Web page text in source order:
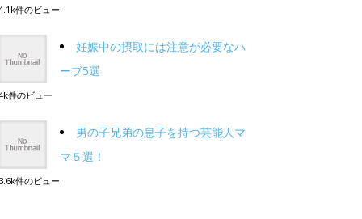
件のビュー
妊娠中の摂取には注意が必要なハ
ーブ5選
件のビュー
男の子兄弟の息子を持つ芸能人マ
マ５選！
3.6k件のビュー